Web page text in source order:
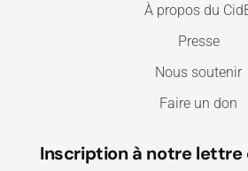
À propos du
Presse
Nous soutenir
Faire un don
Inscription à notre